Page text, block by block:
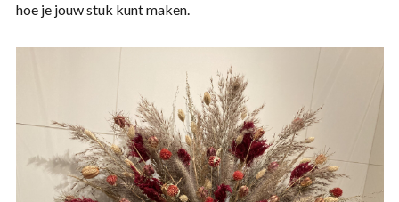
hoe je jouw stuk kunt maken.